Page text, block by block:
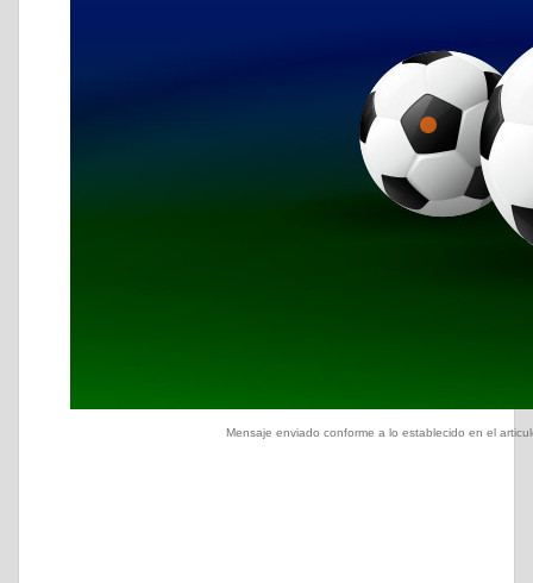
Mensaje enviado conforme a lo establecido en el